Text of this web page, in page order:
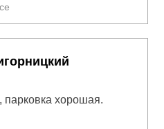
парковка хорошая.